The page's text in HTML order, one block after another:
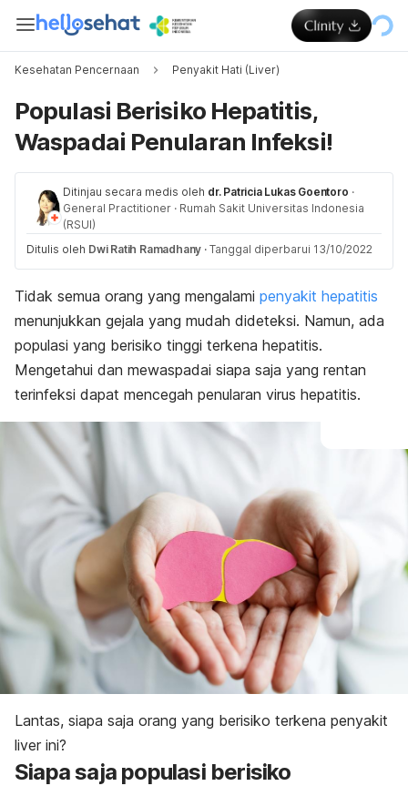
Kesehatan Pencernaan Penyakit Hati (Liver)
Populasi Berisiko Hepatitis,
Waspadai Penularan Infeksi!
Ditinjau secara medis oleh dr. Patricia Lukas Goentoro ·
General Practitioner · Rumah Sakit Universitas Indonesia
(RSUI)
Ditulis oleh Dwi Ratih Ramadhany · Tanggal diperbarui 13/10/2022
Tidak semua orang yang mengalami penyakit hepatitis
menunjukkan gejala yang mudah dideteksi. Namun, ada
populasi yang berisiko tinggi terkena hepatitis.
Mengetahui dan mewaspadai siapa saja yang rentan
terinfeksi dapat mencegah penularan virus hepatitis.
Lantas, siapa saja orang yang berisiko terkena penyakit
liver ini?
Siapa saja populasi berisiko